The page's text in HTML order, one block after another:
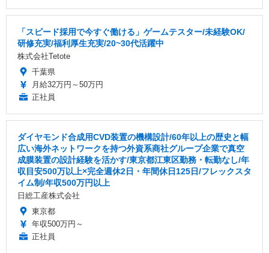
「スピード採用で今すぐ働ける」ゲームテスター/未経験OK/
研修充実/福利厚生充実/20~30代活躍中
株式会社Tetote
千葉県
月給32万円～50万円
正社員
ダイヤモンド合成用CVD装置の機構設計/60年以上の歴史と幅
広い海外ネットワークを持つ外資系商社グループ企業で真空
成膜装置の設計経験を活かす/東京都江東区勤務・転勤なし/年
収目安500万以上×完全週休2日・年間休日125日/フレックスタ
イム制/年収500万円以上
日総工産株式会社
東京都
年収500万円～
正社員